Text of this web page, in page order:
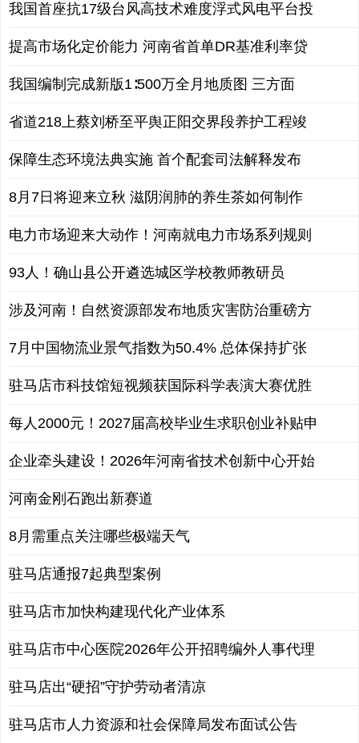
我国首座抗17级台风高技术难度浮式风电平台投
提高市场化定价能力 河南省首单DR基准利率贷
我国编制完成新版1∶500万全月地质图 三方面
省道218上蔡刘桥至平舆正阳交界段养护工程竣
保障生态环境法典实施 首个配套司法解释发布
8月7日将迎来立秋 滋阴润肺的养生茶如何制作
电力市场迎来大动作！河南就电力市场系列规则
93人！确山县公开遴选城区学校教师教研员
涉及河南！自然资源部发布地质灾害防治重磅方
7月中国物流业景气指数为50.4% 总体保持扩张
驻马店市科技馆短视频获国际科学表演大赛优胜
每人2000元！2027届高校毕业生求职创业补贴申
企业牵头建设！2026年河南省技术创新中心开始
河南金刚石跑出新赛道
8月需重点关注哪些极端天气
驻马店通报7起典型案例
驻马店市加快构建现代化产业体系
驻马店市中心医院2026年公开招聘编外人事代理
驻马店出“硬招”守护劳动者清凉
驻马店市人力资源和社会保障局发布面试公告